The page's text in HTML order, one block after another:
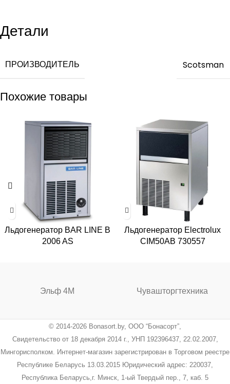
Детали
ПРОИЗВОДИТЕЛЬ Scotsman
Похожие товары
Льдогенератор BAR LINE B
2006 AS
Льдогенератор Electrolux
CIM50AB 730557
Эльф 4М Чувашторгтехника
© 2014-2026 Bonasort.by, ООО “Бонасорт”,
Свидетельство от 18 декабря 2014 г., УНП 192396437, 22.02.2007,
Мингорисполком. Интернет-магазин зарегистрирован в Торговом реестре
Республике Беларусь 13.03.2015 Юридический адрес: 220037,
Республика Беларусь,г. Минск, 1-ый Твердый пер., 7, каб. 5